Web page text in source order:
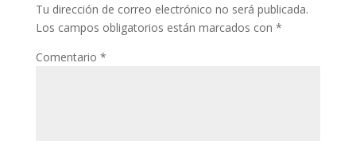
Tu dirección de correo electrónico no será publicada.
Los campos obligatorios están marcados con *
Comentario *